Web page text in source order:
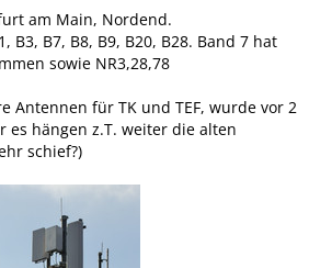
am Main, Nordend.
B3, B7, B8, B9, B20, B28. Band 7 hat
sowie NR3,28,78
Antennen für TK und TEF, wurde vor 2
es hängen z.T. weiter die alten
schief?)